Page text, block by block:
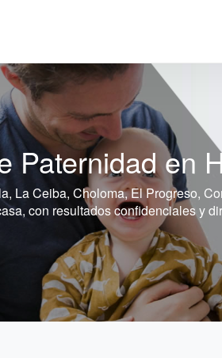
Paternidad en
La Ceiba, Choloma, El Progreso,
con resultados confidenciales y